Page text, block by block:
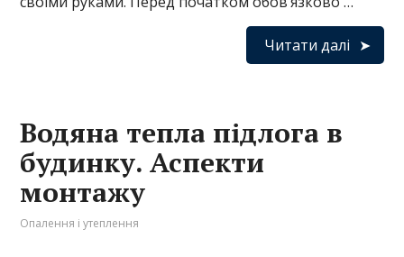
Читати далі
Водяна тепла підлога в
будинку. Аспекти
монтажу
Опалення і утеплення